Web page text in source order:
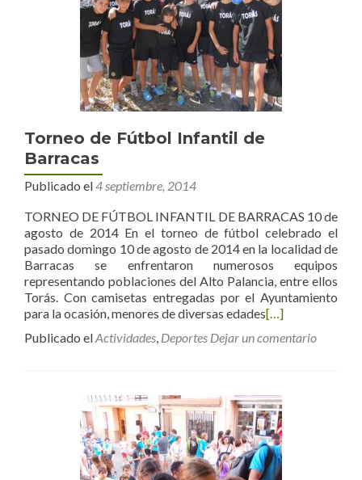
Torneo de Fútbol Infantil de
Barracas
Publicado el4 septiembre, 2014
TORNEO DE FÚTBOL INFANTIL DE BARRACAS 10 de
agosto de 2014 En el torneo de fútbol celebrado el
pasado domingo 10 de agosto de 2014 en la localidad de
Barracas se enfrentaron numerosos equipos
representando poblaciones del Alto Palancia, entre ellos
Torás. Con camisetas entregadas por el Ayuntamiento
para la ocasión, menores de diversas edades[…]
Publicado elActividades, Deportes Dejar un comentario